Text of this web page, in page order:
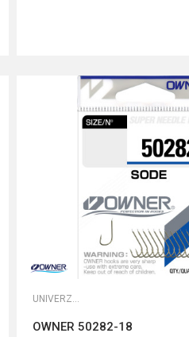
UNIVERZALNE UDICE
OWNER 50282-18